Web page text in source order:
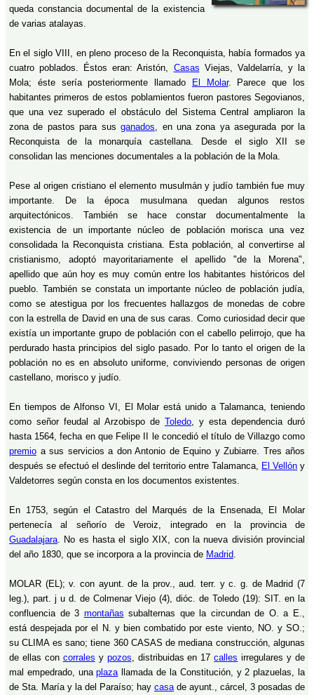
queda constancia documental de la existencia
de varias atalayas.
En el siglo VIII, en pleno proceso de la Reconquista, había formados ya
cuatro poblados. Éstos eran: Aristón, Casas Viejas, Valdelarría, y la
Mola; éste sería posteriormente llamado
El Molar. Parece que los
habitantes primeros de estos poblamientos fueron pastores Segovianos,
que una vez superado el obstáculo del Sistema Central ampliaron la
zona de pastos para susganados, en una zona ya asegurada por la
Reconquista de la monarquía castellana. Desde el siglo XII se
consolidan las menciones documentales a la población de la Mola.
Pese al origen cristiano el elemento musulmán y judío también fue muy
importante. De la época musulmana quedan algunos restos
arquitectónicos. También se hace constar documentalmente la
existencia de un importante núcleo de población morisca una vez
consolidada la Reconquista cristiana. Esta población, al convertirse al
cristianismo, adoptó mayoritariamente el apellido "de la Morena",
apellido que aún hoy es muy común entre los habitantes históricos del
pueblo. También se constata un importante núcleo de población judía,
como se atestigua por los frecuentes hallazgos de monedas de cobre
con la estrella de David en una de sus caras. Como curiosidad decir que
existía un importante grupo de población con el cabello pelirrojo, que ha
perdurado hasta principios del siglo pasado. Por lo tanto el origen de la
población no es en absoluto uniforme, conviviendo personas de origen
castellano, morisco y judío.
En tiempos de Alfonso VI, El Molar está unido a Talamanca, teniendo
como señor feudal al Arzobispo de Toledo, y esta dependencia duró
hasta 1564, fecha en que Felipe II le concedió el título de Villazgo como
premio a sus servicios a don Antonio de Equino y Zubiarre. Tres años
después se efectuó el deslinde del territorio entre Talamanca, El Vellón y
Valdetorres según consta en los documentos existentes.
En 1753, según el Catastro del Marqués de la Ensenada, El Molar
pertenecía al señorío de Veroiz, integrado en la provincia de
Guadalajara. No es hasta el siglo XIX, con la nueva división provincial
del año 1830, que se incorpora a la provincia de Madrid.
MOLAR (EL); v. con ayunt. de la prov., aud. terr. y c. g. de Madrid (7
leg.), part. j u d. de Colmenar Viejo (4), dióc. de Toledo (19): SIT. en la
confluencia de 3 montañas subalternas que la circundan de O. a E.,
está despejada por el N. y bien combatido por este viento, NO. y SO.;
su CLIMA es sano; tiene 360 CASAS de mediana construcción, algunas
de ellas con corrales y pozos, distribuidas en 17calles irregulares y de
mal empedrado, unaplazallamada de la Constitución, y 2 plazuelas, la
de Sta. María y la del Paraíso; hay casade ayunt., cárcel, 3 posadas de